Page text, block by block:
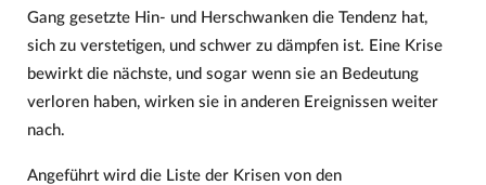
Gang gesetzte Hin- und Herschwanken die Tendenz hat,
sich zu verstetigen, und schwer zu dämpfen ist. Eine Krise
bewirkt die nächste, und sogar wenn sie an Bedeutung
verloren haben, wirken sie in anderen Ereignissen weiter
nach.
Angeführt wird die Liste der Krisen von den